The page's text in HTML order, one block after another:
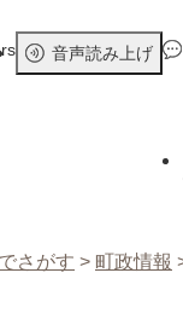
音声読み上げ
さがす > 町政情報